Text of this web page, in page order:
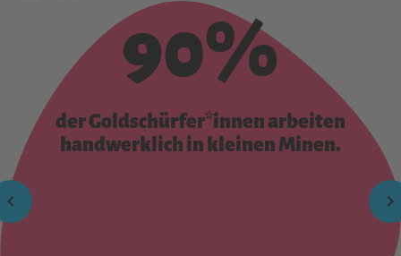
90%
der Goldschürfer*innen arbeiten
handwerklich in kleinen Minen.